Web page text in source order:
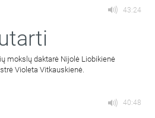
43:24
mokslų daktarė Nijolė Liobikienė
Violeta Vitkauskienė.
40:48